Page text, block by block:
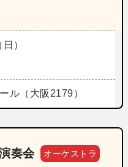
）
ル（大阪2179）
奏会 オーケストラ